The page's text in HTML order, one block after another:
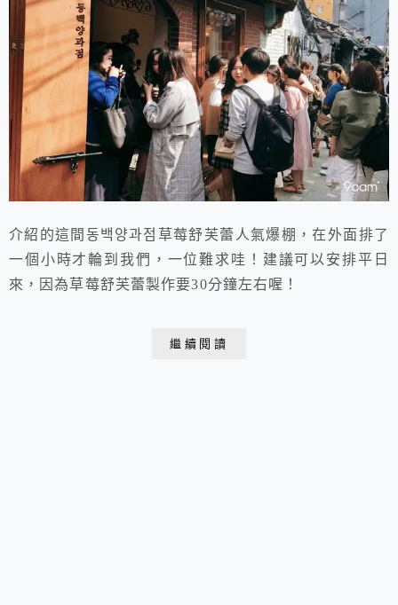
介紹的這間동백양과점草莓舒芙蕾人氣爆棚，在外面排了
一個小時才輪到我們，一位難求哇！建議可以安排平日
來，因為草莓舒芙蕾製作要30分鐘左右喔！
繼續閱讀